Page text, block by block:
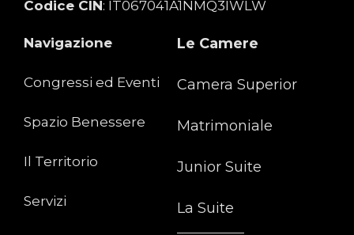
Codice CIN: IT067041A1NMQ3IWLW
Navigazione
Congressi ed Eventi
Spazio Benessere
Il Territorio
Servizi
Le Camere
Camera Superior
Matrimoniale
Junior Suite
La Suite